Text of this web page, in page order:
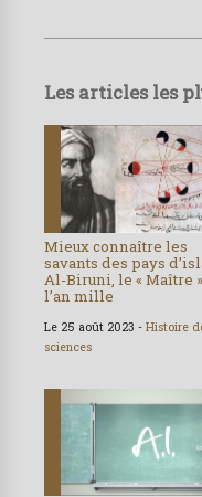
Les articles les
Mieux connaître les
savants des pays
Al-Biruni, le « Maître
l’an mille
Le 25 août 2023 - Histoire
sciences